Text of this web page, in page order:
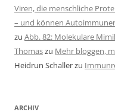
Viren, die menschliche
– und können
zu Abb. 82: Molekulare
Thomaszu Mehr bloggen,
Heidrun Schallerzu
ARCHIV